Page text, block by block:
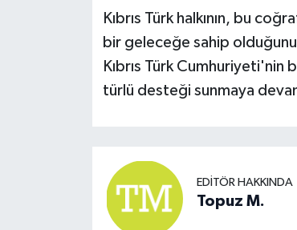
Kıbrıs Türk halkının, bu
bir geleceğe sahip
Kıbrıs Türk Cumhuriyeti'nin
türlü desteği sunmaya
EDITÖR HAKKINDA
Topuz M.